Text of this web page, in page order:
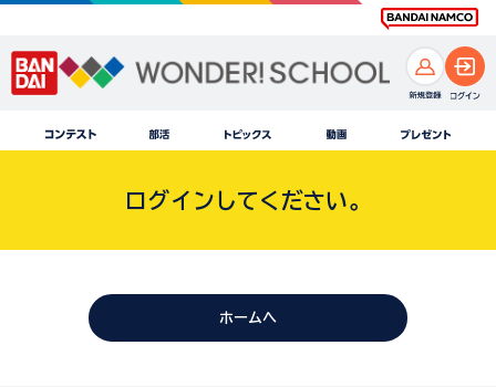
ログインしてください。
ホームへ